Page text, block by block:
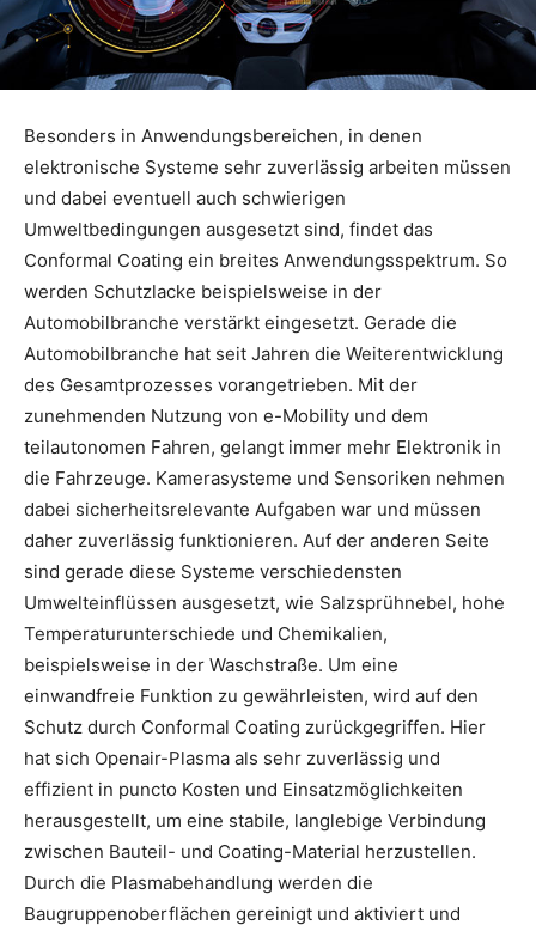
Besonders in Anwendungsbereichen, in denen
elektronische Systeme sehr zuverlässig arbeiten müssen
und dabei eventuell auch schwierigen
Umweltbedingungen ausgesetzt sind, findet das
Conformal Coating ein breites Anwendungsspektrum. So
werden Schutzlacke beispielsweise in der
Automobilbranche verstärkt eingesetzt. Gerade die
Automobilbranche hat seit Jahren die Weiterentwicklung
des Gesamtprozesses vorangetrieben. Mit der
zunehmenden Nutzung von e-Mobility und dem
teilautonomen Fahren, gelangt immer mehr Elektronik in
die Fahrzeuge. Kamerasysteme und Sensoriken nehmen
dabei sicherheitsrelevante Aufgaben war und müssen
daher zuverlässig funktionieren. Auf der anderen Seite
sind gerade diese Systeme verschiedensten
Umwelteinflüssen ausgesetzt, wie Salzsprühnebel, hohe
Temperaturunterschiede und Chemikalien,
beispielsweise in der Waschstraße. Um eine
einwandfreie Funktion zu gewährleisten, wird auf den
Schutz durch Conformal Coating zurückgegriffen. Hier
hat sich Openair-Plasma als sehr zuverlässig und
effizient in puncto Kosten und Einsatzmöglichkeiten
herausgestellt, um eine stabile, langlebige Verbindung
zwischen Bauteil- und Coating-Material herzustellen.
Durch die Plasmabehandlung werden die
Baugruppenoberflächen gereinigt und aktiviert und